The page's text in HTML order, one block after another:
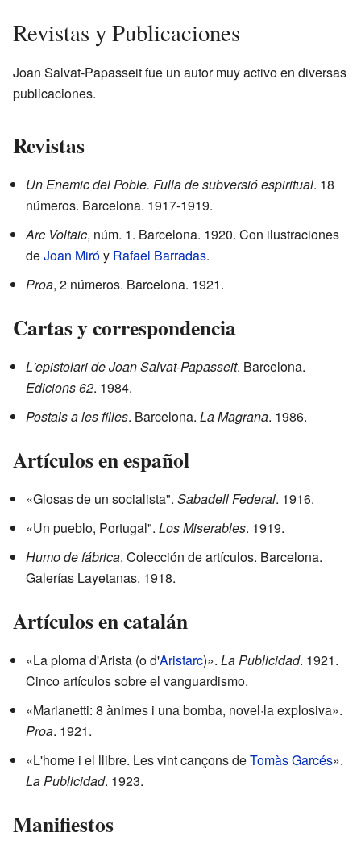
Revistas y Publicaciones
Joan Salvat-Papasseit fue un autor muy activo en diversas
publicaciones.
Revistas
Un Enemic del Poble. Fulla de subversió espiritual. 18
números. Barcelona. 1917-1919.
Arc Voltaic, núm. 1. Barcelona. 1920. Con ilustraciones
deJoan Miróy Rafael Barradas.
Proa, 2 números. Barcelona. 1921.
Cartas y correspondencia
L'epistolari de Joan Salvat-Papasseit. Barcelona.
Edicions 62. 1984.
Postals a les filles. Barcelona. La Magrana. 1986.
Artículos en español
«Glosas de un socialista". Sabadell Federal. 1916.
«Un pueblo, Portugal". Los Miserables. 1919.
Humo de fábrica. Colección de artículos. Barcelona.
Galerías Layetanas. 1918.
Artículos en catalán
«La ploma d'Arista (o d'Aristarc)». La Publicidad. 1921.
Cinco artículos sobre el vanguardismo.
«Marianetti: 8 ànimes i una bomba, novel·la explosiva».
Proa. 1921.
«L'home i el llibre. Les vint cançons deTomàs Garcés».
La Publicidad. 1923.
Manifiestos